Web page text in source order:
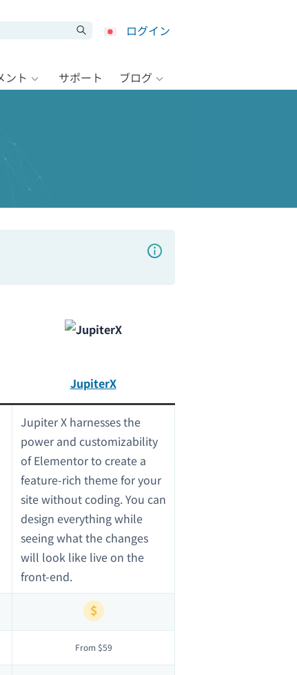
ログイン
ント サポート ブログ
JupiterX
Jupiter X harnesses the
power and customizability
of Elementor to create a
feature-rich theme for your
site without coding. You can
design everything while
seeing what the changes
will look like live on the
front-end.
From $59